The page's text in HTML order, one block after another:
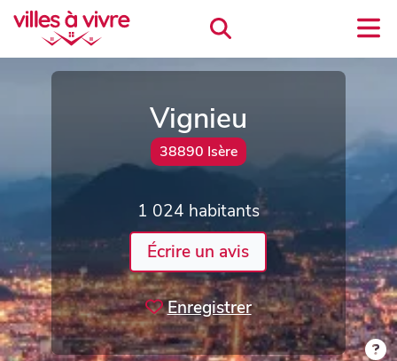
Vignieu
38890 Isère
1 024 habitants
Écrire un avis
Enregistrer